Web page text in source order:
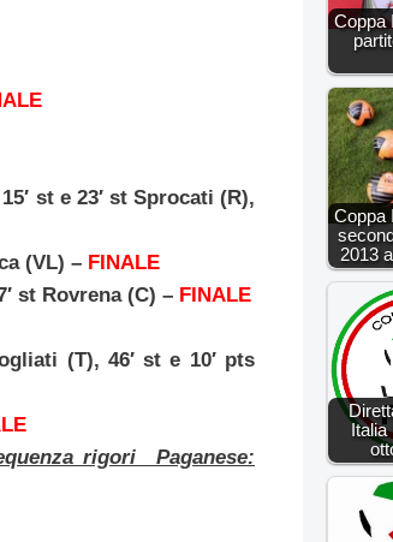
st e 23′ st Sprocati (R),
(VL) – FINALE
st Rovrena (C) – FINALE
(T), 46′ st e 10′ pts
rigori Paganese:
Coppa
Coppa
2013
Italia